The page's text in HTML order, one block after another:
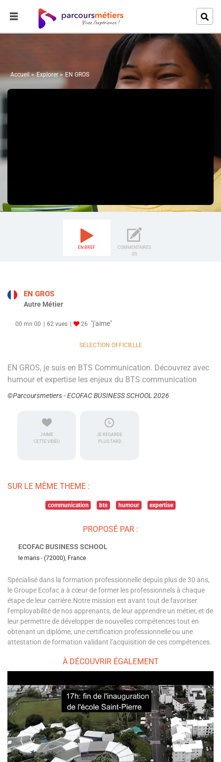
Accueil Explorer EN GROS
EN BREF
COMMENTAIRES
(0)
EN GROS
Autre Métier
00 mn 00 62 vues 26 "j'aime"
SELECTION OFFICIELLE
EN GROS, je suis en BTS Communication. Découvrez avec
humour et expertise les enjeux du BTS communication
©Parcoursmetiers - ECOFAC BUSINESS SCHOOL 2026
J'AIME
CETTE VIDÉO
JE REGARDE
PLUS TARD
SUR LE MÊME THEME :
communication bts humour expertise
PROPOSÉ PAR :
ECOFAC BUSINESS SCHOOL
le mans - (72000), France
Spécialisé dans la formation professionnelle depuis plus de 30 ans,
le Groupe Ecofac a à cœur de former les professionnels à chaque
étape de leur carrière.Notre mission est avant tout de favoriser
l’employabilité de nos apprenants, de leur apprendre un métier, et de
leur permettre de développer de nouvelles compétences tout en
obtenant un diplôme, une certification professionnelle ou une
attestation de formation validant l’acquisition de ces compétences.
À DÉCOUVRIR ÉGALEMENT